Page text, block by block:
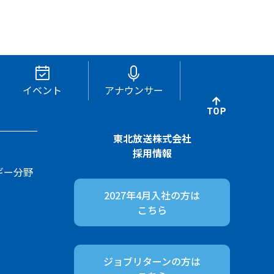
イベント アナウンサー
ー分野
東北放送株式会社
採用情報
2027年4月入社の方は
こちら
ジョブリターンの方は